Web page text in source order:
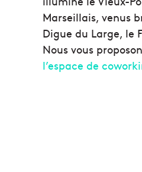
Marseillais, venus
Digue du Large, le
Nous vous
l’espace de